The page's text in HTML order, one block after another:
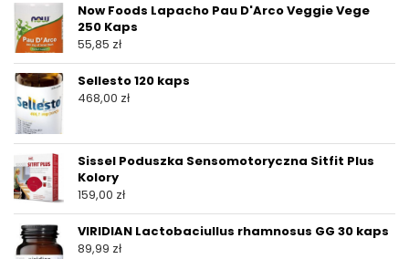
Now Foods Lapacho Pau D'Arco Veggie Vege
250 Kaps
55,85 zł
Sellesto 120 kaps
468,00 zł
Sissel Poduszka Sensomotoryczna Sitfit Plus
Kolory
159,00 zł
VIRIDIAN Lactobaciullus rhamnosus GG 30 kaps
89,99 zł